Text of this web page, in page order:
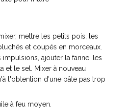
mettre les petits pois, les
et coupés en morceaux.
ajouter la farine, les
et le sel. Mixer à nouveau
l'obtention d'une pâte pas trop
à feu moyen.